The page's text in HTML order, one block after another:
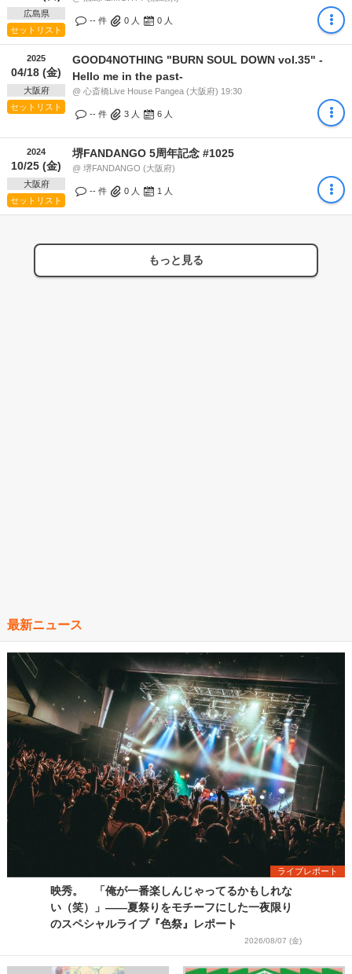
広島県
セットリスト
-- 件 0 人 0 人
2025
04/18 (金)
大阪府
セットリスト
GOOD4NOTHING "BURN SOUL DOWN vol.35" -
Hello me in the past-
@ 心斎橋Live House Pangea (大阪府) 19:30
-- 件 3 人 6 人
2024
10/25 (金)
大阪府
セットリスト
堺FANDANGO 5周年記念 #1025
@ 堺FANDANGO (大阪府)
-- 件 0 人 1 人
もっと見る
最新ニュース
ライブレポート
映秀。 「俺が一番楽しんじゃってるかもしれな
い（笑）」――夏祭りをモチーフにした一夜限り
のスペシャルライブ『色祭』レポート
2026/08/07 (金)